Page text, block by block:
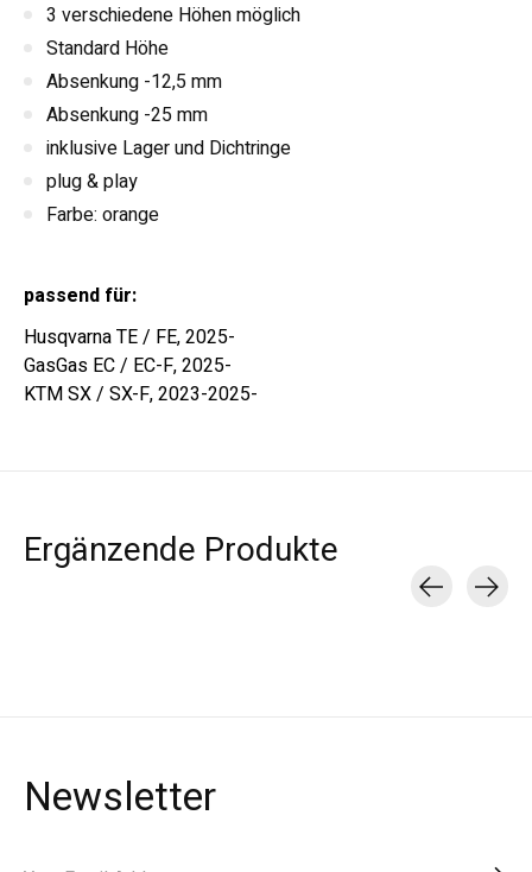
3 verschiedene Höhen möglich
Standard Höhe
Absenkung -12,5 mm
Absenkung -25 mm
inklusive Lager und Dichtringe
plug & play
Farbe: orange
passend für:
Husqvarna TE / FE, 2025-
GasGas EC / EC-F, 2025-
KTM SX / SX-F, 2023-2025-
Ergänzende Produkte
Newsletter